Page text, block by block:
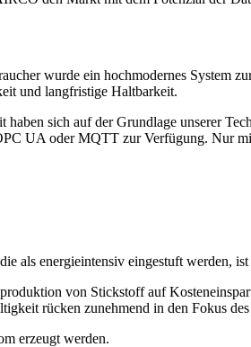
wurde ein hochmodernes System
und langfristige Haltbarkeit.
sich auf der Grundlage unserer
UA oder MQTT zur Verfügung. Nur
als energieintensiv eingestuft werden,
von Stickstoff auf
rücken zunehmend in den Fokus
erzeugt werden.